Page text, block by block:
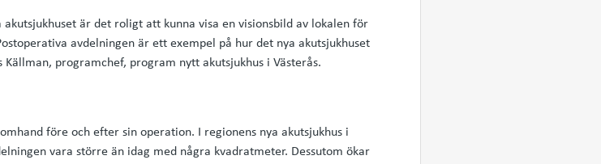
är det roligt att kunna visa en visionsbild av lokalen för
avdelningen är ett exempel på hur det nya akutsjukhuset
programchef, program nytt akutsjukhus i Västerås.
före och efter sin operation. I regionens nya akutsjukhus i
vara större än idag med några kvadratmeter. Dessutom ökar